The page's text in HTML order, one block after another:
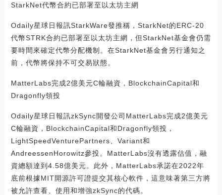
StarkNet代幣合約已部署至以太坊主網
Odaily星球日報訊StarkWare發推稱，StarkNet的ERC-20
代幣STRK合約已部署至以太坊主網，但StarkNet基金會仍需
要時間來確定代幣分配機制。在StarkNet基金會另行通知之
前，代幣將保持不可交易狀態。
MatterLabs完成2億美元C輪融資，BlockchainCapital和
Dragonfly領投
Odaily星球日報訊zkSync開發公司MatterLabs完成2億美元
C輪融資，BlockchainCapital和Dragonfly領投，
LightSpeedVenturePartners、Variant和
AndreessenHorowitz參投。MatterLabs沒有透露估值，融
資總額達到4.58億美元。此外，MatterLabs承諾在2022年
底前根據MIT開源許可證提交其核心軟件，這意味著第三方將
被允許查看、使用和增強zkSync的代碼。